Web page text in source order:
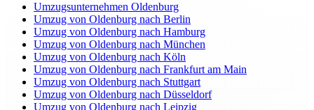
Umzugsunternehmen Oldenburg
Umzug von Oldenburg nach Berlin
Umzug von Oldenburg nach Hamburg
Umzug von Oldenburg nach München
Umzug von Oldenburg nach Köln
Umzug von Oldenburg nach Frankfurt am Main
Umzug von Oldenburg nach Stuttgart
Umzug von Oldenburg nach Düsseldorf
Umzug von Oldenburg nach Leipzig